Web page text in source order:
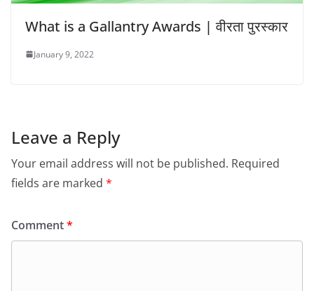
What is a Gallantry Awards | वीरता पुरस्कार
January 9, 2022
Leave a Reply
Your email address will not be published. Required
fields are marked *
Comment*